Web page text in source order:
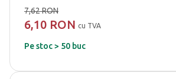
7,62 RON
6,10 RON cu TVA
Pe stoc > 50 buc